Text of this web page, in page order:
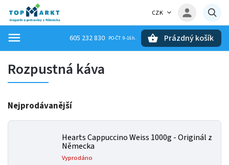
CZK
605 232 830 Prázdný košík
Rozpustná káva
Nejprodávanější
Hearts Cappuccino Weiss 1000g - Originál z
Německa
Vyprodáno